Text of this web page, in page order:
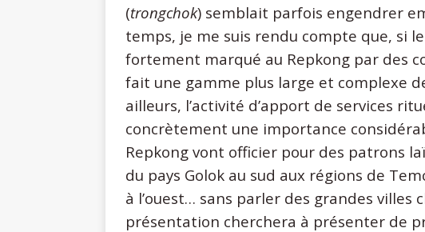
(trongchok) semblait parfois engendrer
temps, je me suis rendu compte que, si
fortement marqué au Repkong par des
fait une gamme plus large et complexe
ailleurs, l’activité d’apport de services
concrètement une importance
Repkong vont officier pour des patrons
du pays Golok au sud aux régions de
à l’ouest… sans parler des grandes villes
présentation cherchera à présenter de